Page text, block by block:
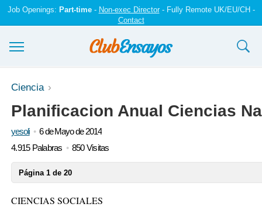
Job Openings: Part-time- Non-exec Director- Fully Remote UK/EU/CH -
Contact
Ensayos y trabajos
Registrarse
Iniciar sesión
Ciencia
Planificacion Anual Ciencias
yesoli
6 de Mayo de 2014
4.915 Palabras
850 Visitas
Página 1 de 20
CIENCIAS SOCIALES